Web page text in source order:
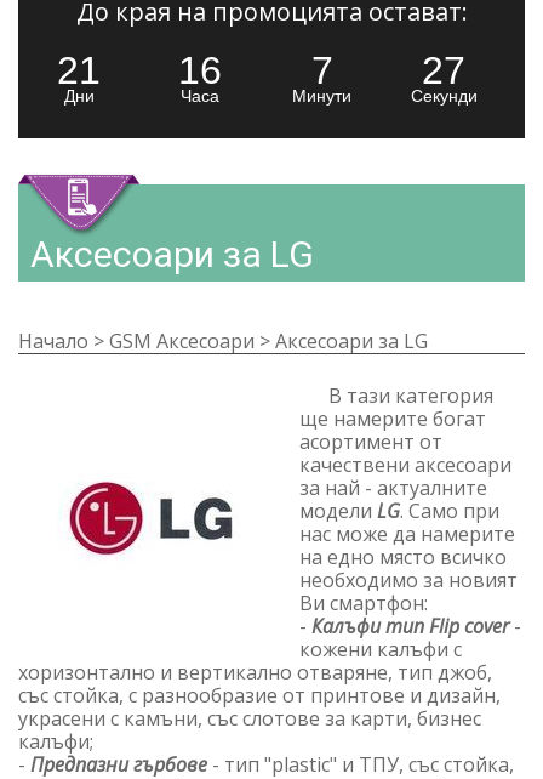
До края на промоцията остават:
21
Дни
16
Часа
7
Минути
25
Секунди
Аксесоари за LG
Начало >GSM Аксесоари >Аксесоари за LG
В тази категория
ще намерите богат
асортимент от
качествени аксесоари
за най - актуалните
модели LG. Само при
нас може да намерите
на едно място всичко
необходимо за новият
Ви смартфон:
- Калъфи тип Flip cover-
кожени калъфи с
хоризонтално и вертикално отваряне, тип джоб,
със стойка, с разнообразие от принтове и дизайн,
украсени с камъни, със слотове за карти, бизнес
калъфи;
- Предпазни гърбове - тип "plastic" и ТПУ, със стойка,